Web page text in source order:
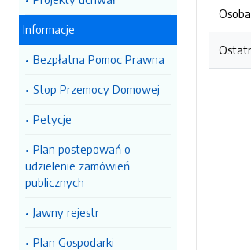
Informacje
Bezpłatna Pomoc Prawna
Stop Przemocy Domowej
Petycje
Plan postepowań o
udzielenie zamówień
publicznych
Jawny rejestr
Plan Gospodarki